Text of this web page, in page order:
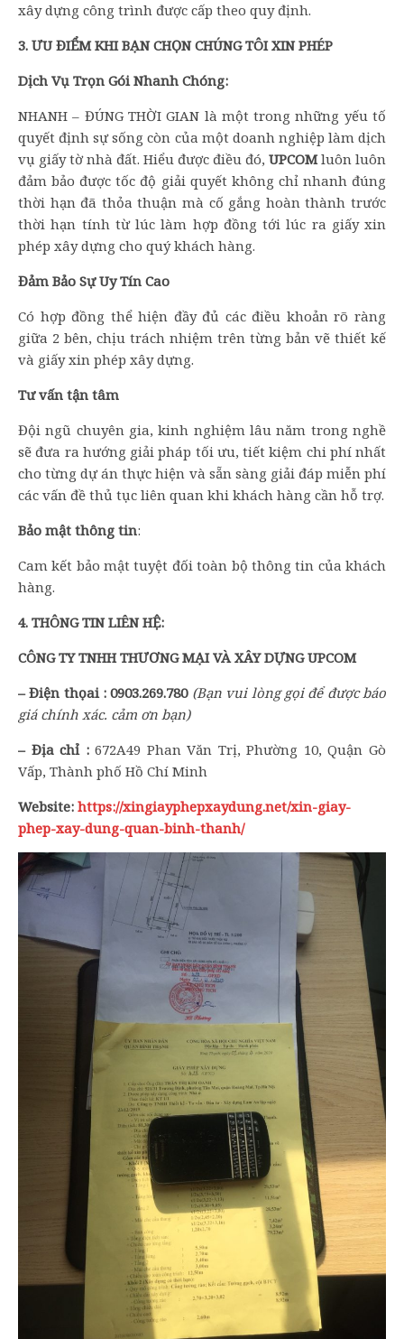
xây dựng công trình được cấp theo quy định.
3. ƯU ĐIỂM KHI BẠN CHỌN CHÚNG TÔI XIN PHÉP
Dịch Vụ Trọn Gói Nhanh Chóng:
NHANH – ĐÚNG THỜI GIAN là một trong những yếu tố
quyết định sự sống còn của một doanh nghiệp làm dịch
vụ giấy tờ nhà đất. Hiểu được điều đó, UPCOMluôn luôn
đảm bảo được tốc độ giải quyết không chỉ nhanh đúng
thời hạn đã thỏa thuận mà cố gắng hoàn thành trước
thời hạn tính từ lúc làm hợp đồng tới lúc ra giấy xin
phép xây dựng cho quý khách hàng.
Đảm Bảo Sự Uy Tín Cao
Có hợp đồng thể hiện đầy đủ các điều khoản rõ ràng
giữa 2 bên, chịu trách nhiệm trên từng bản vẽ thiết kế
và giấy xin phép xây dựng.
Tư vấn tận tâm
Đội ngũ chuyên gia, kinh nghiệm lâu năm trong nghề
sẽ đưa ra hướng giải pháp tối ưu, tiết kiệm chi phí nhất
cho từng dự án thực hiện và sẵn sàng giải đáp miễn phí
các vấn đề thủ tục liên quan khi khách hàng cần hỗ trợ.
Bảo mật thông tin:
Cam kết bảo mật tuyệt đối toàn bộ thông tin của khách
hàng.
4. THÔNG TIN LIÊN HỆ:
CÔNG TY TNHH THƯƠNG MẠI VÀ XÂY DỰNG UPCOM
– Điện thọai : 0903.269.780 (Bạnvui lònggọi để được báo
giá chính xác. cảm ơn bạn)
– Địa chỉ :672A49 Phan Văn Trị, Phường 10, Quận Gò
Vấp, Thành phố Hồ Chí Minh
Website: https://xingiayphepxaydung.net/xin-giay-
phep-xay-dung-quan-binh-thanh/